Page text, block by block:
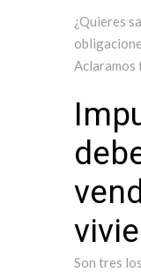
¿Quieres
Aclaramos
Son tres